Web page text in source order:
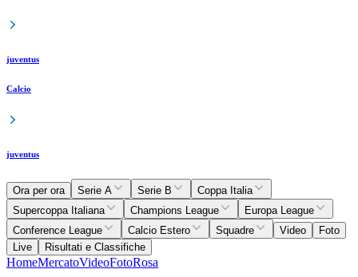
juventus
Calcio
juventus
Ora per ora Serie A Serie B
Coppa Italia
Supercoppa Italiana
Champions League
Europa League
Conference League
Calcio Estero Squadre Video
Foto
Live
Risultati e Classifiche
HomeMercatoVideoFotoRosa